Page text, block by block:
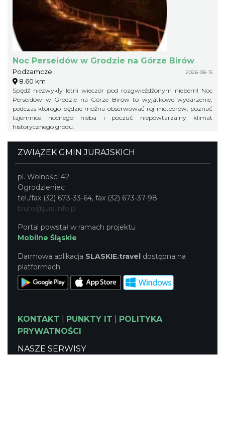
Noc Perseidów w Grodzie na Górze Birów
Podzamcze 2026-08-15
8.60 km
Spędź niezwykły letni wieczór pod rozgwieżdżonym niebem! Noc
Perseidów w Grodzie na Górze Birów to wyjątkowe wydarzenie,
podczas którego będzie można obserwować rój meteorów, poznać
tajemnice nocnego nieba i poczuć niepowtarzalny klimat
historycznego grodu.
ZWIĄZEK GMIN JURAJSKICH
pl. Wolności 42
Ogrodzieniec
tel./fax (32) 673-33-64, fax (32) 673-37-98
biuro@jura.info.pl
Portal powstał w ramach projektu
Mobilne Śląskie
Darmowa aplikacja SLASKIE.travel dostępna na
platformach
KONTAKT PUNKTY IT
POLITYKA
PRYWATNOŚCI
NASZE SERWISY